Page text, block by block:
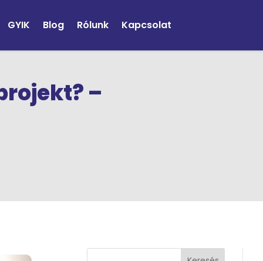
GYIK Blog Rólunk Kapcsolat
–